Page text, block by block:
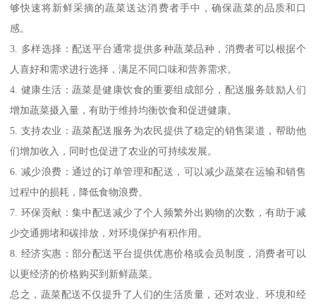
够快速将新鲜采摘的蔬菜送达消费者手中，确保蔬菜的品质和口
感。
3. 多样选择：配送平台通常提供多种蔬菜品种，消费者可以根据个
人喜好和需求进行选择，满足不同口味和营养需求。
4. 健康生活：蔬菜是健康饮食的重要组成部分，配送服务鼓励人们
增加蔬菜摄入量，有助于维持均衡饮食和促进健康。
5. 支持农业：蔬菜配送服务为农民提供了稳定的销售渠道，帮助他
们增加收入，同时也促进了农业的可持续发展。
6. 减少浪费：通过的订单管理和配送，可以减少蔬菜在运输和销售
过程中的损耗，降低食物浪费。
7. 环保贡献：集中配送减少了个人频繁外出购物的次数，有助于减
少交通拥堵和碳排放，对环境保护有积作用。
8. 经济实惠：部分配送平台提供优惠价格或会员制度，消费者可以
以更经济的价格购买到新鲜蔬菜。
总之，蔬菜配送不仅提升了人们的生活质量，还对农业、环境和经